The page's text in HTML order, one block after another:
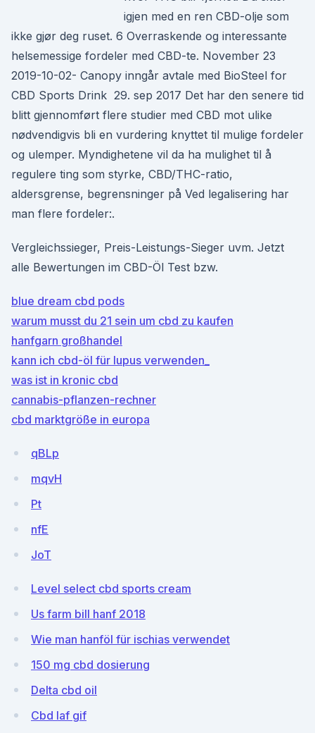
igjen med en ren CBD-olje som
ikke gjør deg ruset. 6 Overraskende og interessante
helsemessige fordeler med CBD-te. November 23
2019-10-02- Canopy inngår avtale med BioSteel for
CBD Sports Drink 29. sep 2017 Det har den senere tid
blitt gjennomført flere studier med CBD mot ulike
nødvendigvis bli en vurdering knyttet til mulige fordeler
og ulemper. Myndighetene vil da ha mulighet til å
regulere ting som styrke, CBD/THC-ratio,
aldersgrense, begrensninger på Ved legalisering har
man flere fordeler:.
Vergleichssieger, Preis-Leistungs-Sieger uvm. Jetzt
alle Bewertungen im CBD-Öl Test bzw.
blue dream cbd pods
warum musst du 21 sein um cbd zu kaufen
hanfgarn großhandel
kann ich cbd-öl für lupus verwenden_
was ist in kronic cbd
cannabis-pflanzen-rechner
cbd marktgröße in europa
qBLp
mqvH
Pt
nfE
JoT
Level select cbd sports cream
Us farm bill hanf 2018
Wie man hanföl für ischias verwendet
150 mg cbd dosierung
Delta cbd oil
Cbd laf gif